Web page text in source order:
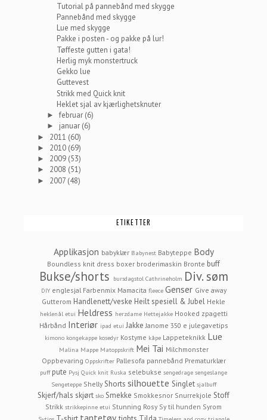
Tutorial på pannebånd med skygge
Pannebånd med skygge
Lue med skygge
Pakke i posten - og pakke på lur!
Tøffeste gutten i gata!
Herlig myk monstertruck
Gekko lue
Guttevest
Strikk med Quick knit
Heklet sjal av kjærlighetsknuter
►februar (6)
► januar (6)
► 2011 (60)
► 2010 (69)
► 2009 (53)
► 2008 (51)
► 2007 (48)
ETIKETTER
Applikasjon babyklær Babynest Babyteppe Body
Boundless knit dress boxer broderimaskin Bronte buff
Bukse/shorts bursdagstol Cathrineholm Div. søm
DIY englesjal Farbenmix Mamacita fleece Genser Give away
Gutterom Handlenett/veske Heilt spesiell & Jubel Hekle
heklenål etui Heldress herzdame Hettejakke Hooked zpagetti
Hårbånd Interiør ipad etui Jakke Janome 350 e julegavetips
kimono kongekappe kosedyr Kostyme kåpe Lappeteknikk Lue
Malina Mappe Matoppskrift Mei Tai Milchmonster
Oppbevaring Oppskrifter Pallesofa pannebånd Prematurklær
puff pute Pysj Quick knit Ruska selebukse sengedrage sengeslange
Sengeteppe Shelly Shorts silhouette Singlet sjalbuff
Skjerf/hals skjørt sko Smekke Smokkesnor Snurrekjole Stoff
Strikk strikkepinne etui Stunning Rosy Sy til hunden Syrom
tantetøy